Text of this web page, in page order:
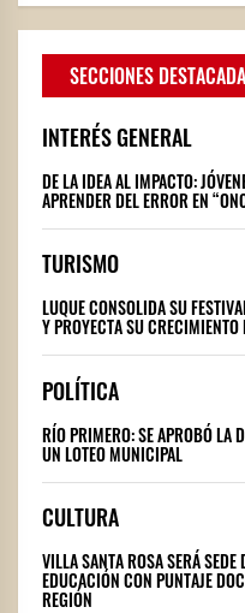
SECCIONES
INTERÉS GENERAL
DE LA IDEA AL IMPACTO:
APRENDER DEL ERROR EN
TURISMO
LUQUE CONSOLIDA SU
Y PROYECTA SU CRECIMIENTO
POLÍTICA
RÍO PRIMERO: SE APROBÓ LA
UN LOTEO MUNICIPAL
CULTURA
VILLA SANTA ROSA SERÁ
EDUCACIÓN CON PUNTAJE
REGIÓN